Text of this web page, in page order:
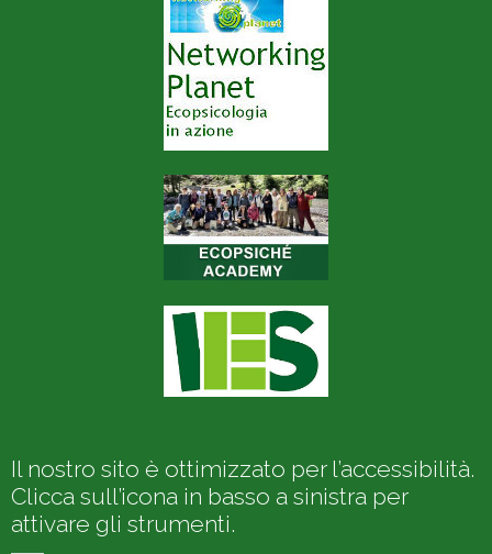
Il nostro sito è ottimizzato per l’accessibilità.
Clicca sull’icona in basso a sinistra per
attivare gli strumenti.